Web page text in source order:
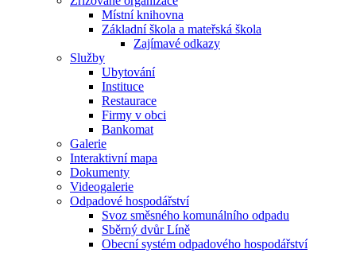
Místní knihovna
Základní škola a mateřská škola
Zajímavé odkazy
Služby
Ubytování
Instituce
Restaurace
Firmy v obci
Bankomat
Galerie
Interaktivní mapa
Dokumenty
Videogalerie
Odpadové hospodářství
Svoz směsného komunálního odpadu
Sběrný dvůr Líně
Obecní systém odpadového hospodářství